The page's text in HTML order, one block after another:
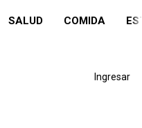
SALUD COMIDA
Ingresar